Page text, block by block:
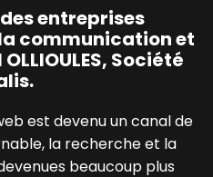
entreprises
communication et
Société
est devenu un canal de
la recherche et la
beaucoup plus